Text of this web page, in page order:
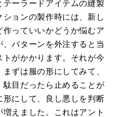
ーラードアイテムの縫製
ョンの製作時には、新し
っていいかどうか悩むア
パターンを外注すると当
がかかります。それが今
ずは服の形にしてみて、
駄目だったら止めることが
にして、良し悪しを判断
えました。これはアント